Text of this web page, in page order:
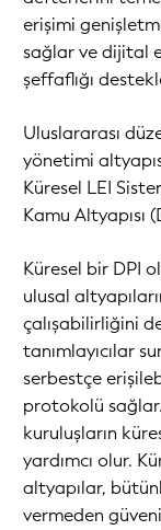
erişimi
sağlar ve dijital
şeffaflığı
Uluslararası
yönetimi
Küresel LEI
Kamu Altyapısı
Küresel bir DPI
ulusal
çalışabilirliğini
tanımlayıcılar
serbestçe
protokolü
kuruluşların
yardımcı olur.
altyapılar,
vermeden